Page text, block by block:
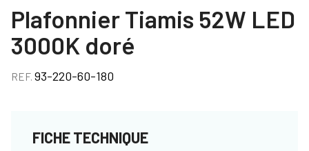
Plafonnier Tiamis 52W LED
3000K doré
REF. 93-220-60-180
FICHE TECHNIQUE